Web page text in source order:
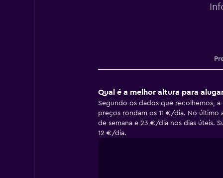
Qual é a melhor altura para
Segundo os dados que recolhemos,
preços rondam os 11 €/dia. No
de semana e 23 €/dia nos dias úteis.
12 €/dia.